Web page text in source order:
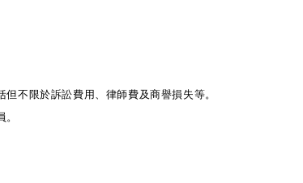
不限於訴訟費用、律師費及商譽損失等。